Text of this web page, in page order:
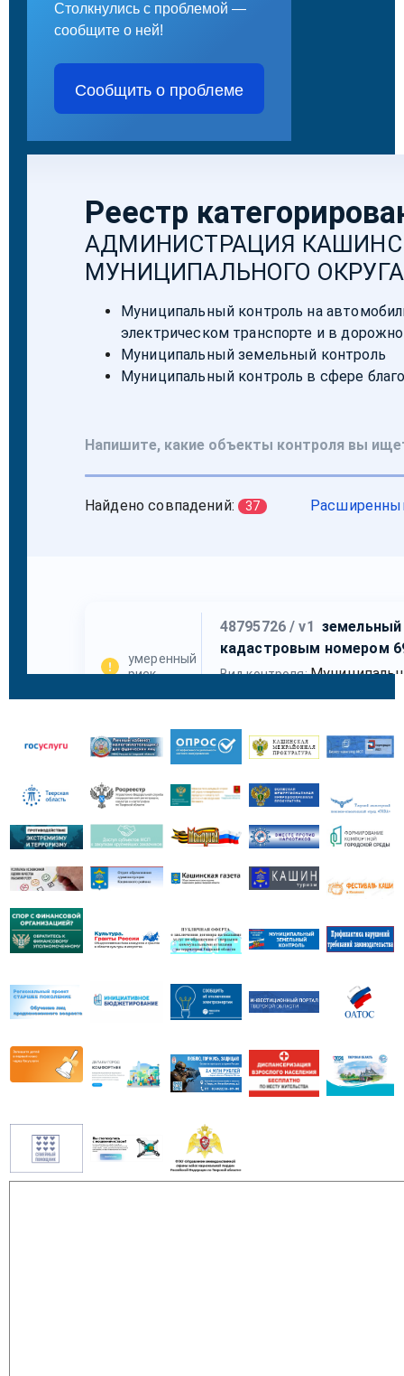
Столкнулись с проблемой —
сообщите о ней!
Сообщить о проблеме